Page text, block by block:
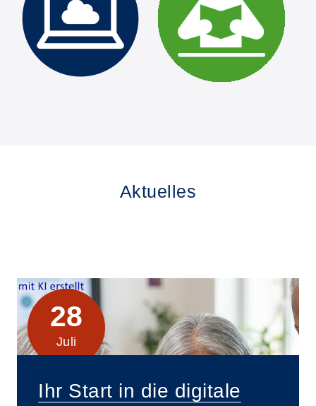
Aktuelles
28
Juli
Ihr Start in die digitale